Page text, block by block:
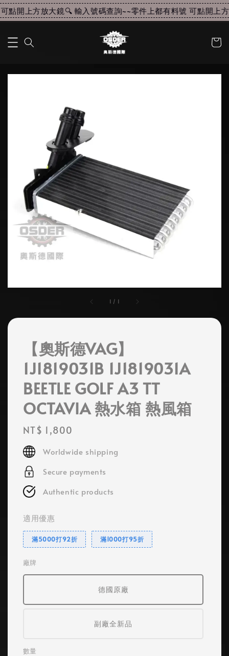
點開上方放大鏡🔍 輸入號碼查詢~~零件上都有料號 可點開上
1 / 1
【奧斯德VAG】
1J1819031B 1J1819031A
BEETLE GOLF A3 TT
OCTAVIA 熱水箱 熱風箱
Regular
price
NT$ 1,800
Worldwide shipping
Secure payments
Authentic products
適用優惠
滿5000打92折 滿1000打95折
廠牌
德國原廠
副廠全新品
數量